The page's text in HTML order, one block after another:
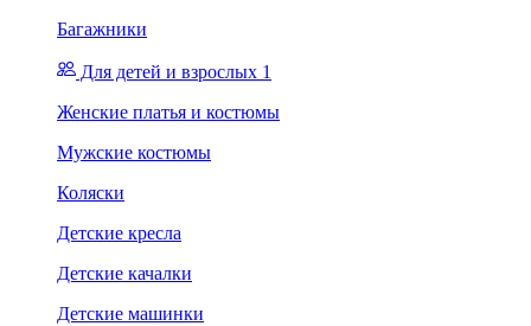
Багажники
Для детей и взрослых 1
Женские платья и костюмы
Мужские костюмы
Коляски
Детские кресла
Детские качалки
Детские машинки